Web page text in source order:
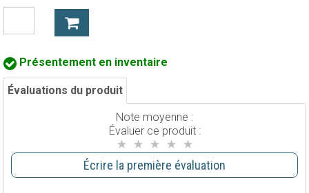
Présentement en inventaire
Évaluations du produit
Note moyenne :
Évaluer ce produit :
Écrire la première évaluation